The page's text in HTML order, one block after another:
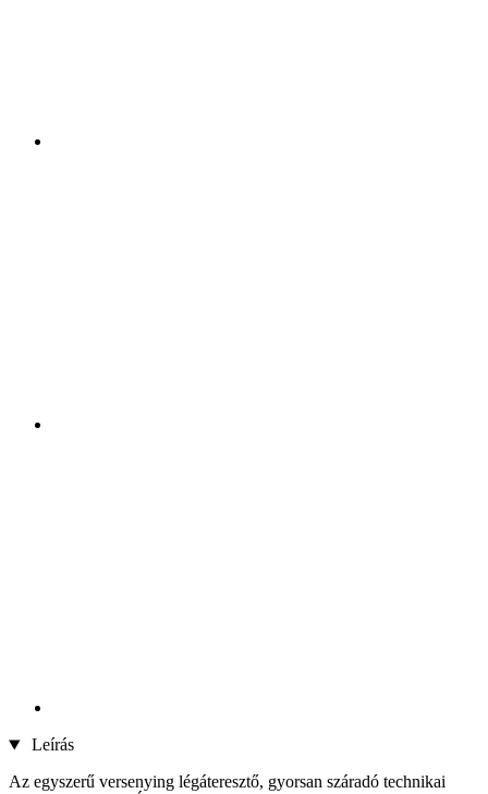
Leírás
Az egyszerű versenying légáteresztő, gyorsan száradó technikai